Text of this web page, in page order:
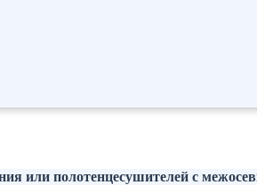
или полотенцесушителей с